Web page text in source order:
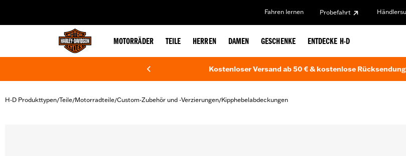
Fahren lernen Probefahrt
MOTORRÄDER TEILE HERREN DAMEN GESCHENKE ENTDECKE H-D
Kostenloser Versand ab 50 € & kostenlose
H-D Produkttypen/Teile/Motorradteile/Custom-Zubehör und -Verzierungen/Kipphebelabdeckungen